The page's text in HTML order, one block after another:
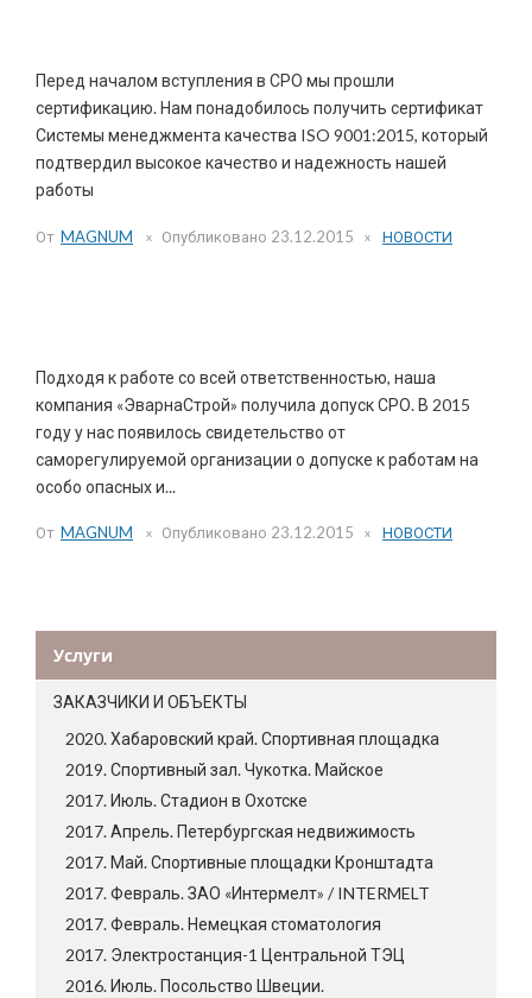
Перед началом вступления в СРО мы прошли
сертификацию. Нам понадобилось получить сертификат
Системы менеджмента качества ISO 9001:2015, который
подтвердил высокое качество и надежность нашей
работы
От MAGNUM Опубликовано 23.12.2015 НОВОСТИ
Подходя к работе со всей ответственностью, наша
компания «ЭварнаСтрой» получила допуск СРО. В 2015
году у нас появилось свидетельство от
саморегулируемой организации о допуске к работам на
особо опасных и...
От MAGNUM Опубликовано 23.12.2015 НОВОСТИ
Услуги
ЗАКАЗЧИКИ И ОБЪЕКТЫ
2020. Хабаровский край. Спортивная площадка
2019. Спортивный зал. Чукотка. Майское
2017. Июль. Стадион в Охотске
2017. Апрель. Петербургская недвижимость
2017. Май. Спортивные площадки Кронштадта
2017. Февраль. ЗАО «Интермелт» / INTERMELT
2017. Февраль. Немецкая стоматология
2017. Электростанция-1 Центральной ТЭЦ
2016. Июль. Посольство Швеции.